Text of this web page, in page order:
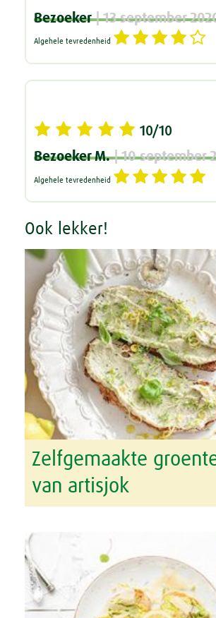
Bezoeker | 13 september
Algehele tevredenheid
10/10
Bezoeker M. | 10 september
Algehele tevredenheid
Ook lekker!
Zelfgemaakte
van artisjok